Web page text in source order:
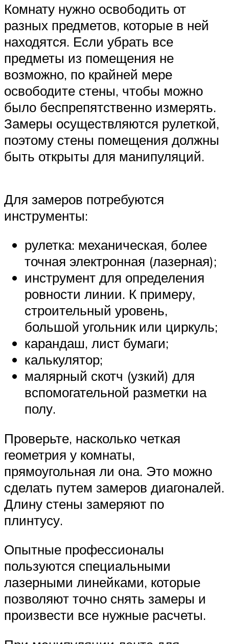
Комнату нужно освободить от
разных предметов, которые в ней
находятся. Если убрать все
предметы из помещения не
возможно, по крайней мере
освободите стены, чтобы можно
было беспрепятственно измерять.
Замеры осуществляются рулеткой,
поэтому стены помещения должны
быть открыты для манипуляций.
Для замеров потребуются
инструменты:
рулетка: механическая, более
точная электронная (лазерная);
инструмент для определения
ровности линии. К примеру,
строительный уровень,
большой угольник или циркуль;
карандаш, лист бумаги;
калькулятор;
малярный скотч (узкий) для
вспомогательной разметки на
полу.
Проверьте, насколько четкая
геометрия у комнаты,
прямоугольная ли она. Это можно
сделать путем замеров диагоналей.
Длину стены замеряют по
плинтусу.
Опытные профессионалы
пользуются специальными
лазерными линейками, которые
позволяют точно снять замеры и
произвести все нужные расчеты.